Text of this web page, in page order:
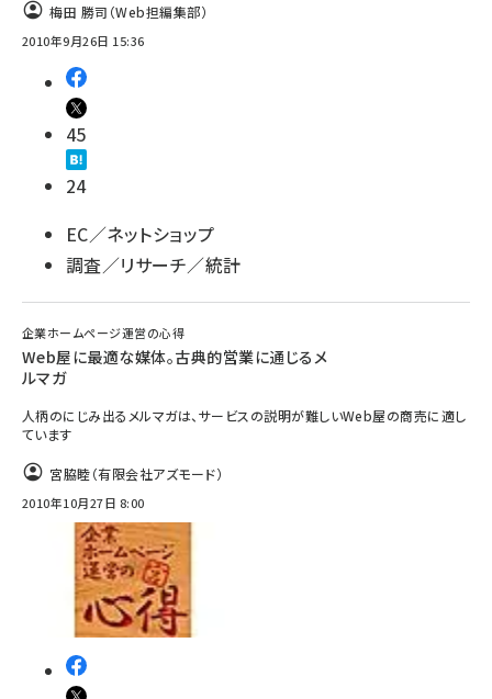
梅田 勝司（Web担編集部）
2010年9月26日 15:36
45
24
EC／ネットショップ
調査／リサーチ／統計
企業ホームページ運営の心得
Web屋に最適な媒体。古典的営業に通じるメ
ルマガ
人柄のにじみ出るメルマガは、サービスの説明が難しいWeb屋の商売に適し
ています
宮脇睦（有限会社アズモード）
2010年10月27日 8:00